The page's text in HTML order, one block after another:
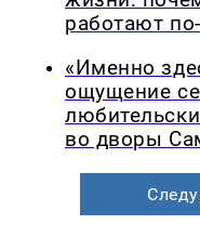
работают
«Именно
ощущение
во дворы